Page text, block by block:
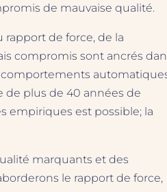
de mauvaise qualité.
rapport de force, de la
compromis sont ancrés
comportements
de plus de 40 années de
empiriques est possible; la
marquants et des
le rapport de force,